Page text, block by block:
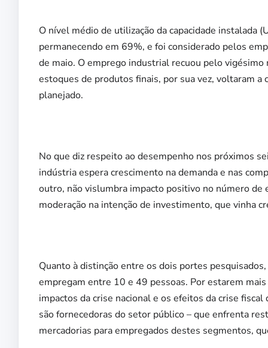
O nível médio de utilização da capacidade instalada
permanecendo em 69%, e foi considerado pelos
de maio. O emprego industrial recuou pelo
estoques de produtos finais, por sua vez, voltaram
planejado.
No que diz respeito ao desempenho nos próximos
indústria espera crescimento na demanda e nas
outro, não vislumbra impacto positivo no número
moderação na intenção de investimento, que vinha
Quanto à distinção entre os dois portes
empregam entre 10 e 49 pessoas. Por estarem
impactos da crise nacional e os efeitos da crise
são fornecedoras do setor público – que enfrenta
mercadorias para empregados destes segmentos,